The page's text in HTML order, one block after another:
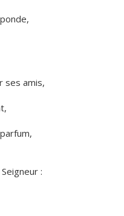
ses amis,
: